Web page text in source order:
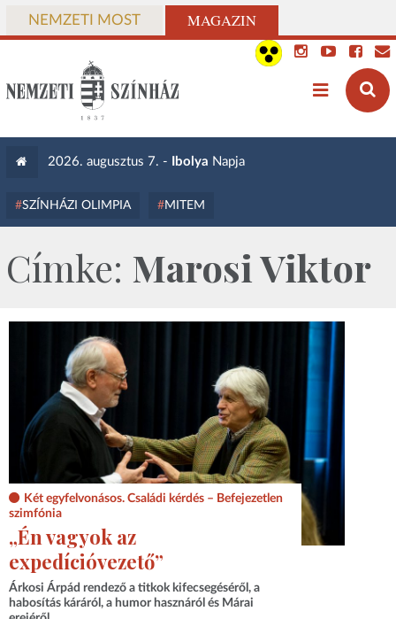
NEMZETI MOST MAGAZIN
2026. augusztus 7. - Ibolya Napja
SZÍNHÁZI OLIMPIA MITEM
Címke: Marosi Viktor
Két egyfelvonásos. Családi kérdés – Befejezetlen
szimfónia
„Én vagyok az
expedícióvezető”
Árkosi Árpád rendező a titkok kifecsegéséről, a
habosítás káráról, a humor hasznáról és Márai